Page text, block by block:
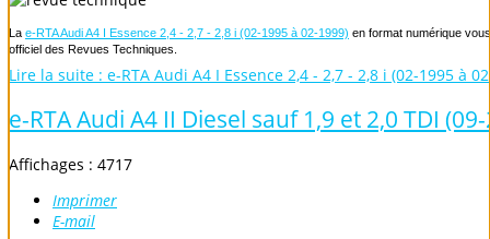
La e-RTA Audi A4 I Essence 2,4 - 2,7 - 2,8 i (02-1995 à 02-1999) en format numérique
officiel des Revues Techniques.
Lire la suite : e-RTA Audi A4 I Essence 2,4 - 2,7 - 2,8 i (02-1995 à
e-RTA Audi A4 II Diesel sauf 1,9 et 2,0 TDI
Affichages : 4717
Imprimer
E-mail